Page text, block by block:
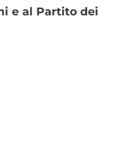
e al Partito dei